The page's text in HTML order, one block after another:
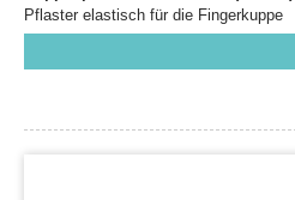
Pflaster elastisch für die Fingerkuppe